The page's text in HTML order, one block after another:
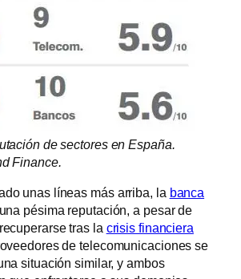
de sectores en España.
Finance.
unas líneas más arriba, la banca
pésima reputación, a pesar de
tras la crisis financiera
de telecomunicaciones se
situación similar, y ambos